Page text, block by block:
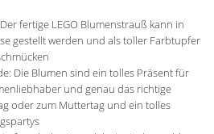
fertige LEGO Blumenstrauß kann in
gestellt werden und als toller Farbtupfer
Die Blumen sind ein tolles Präsent für
und genau das richtige
oder zum Muttertag und ein tolles